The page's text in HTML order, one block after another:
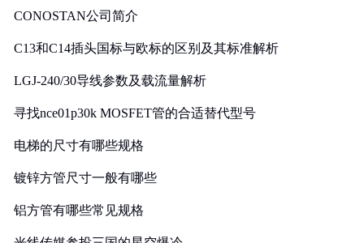
CONOSTAN公司简介
C13和C14插头国标与欧标的区别及其标准解析
LGJ-240/30导线参数及载流量解析
寻找nce01p30k MOSFET管的合适替代型号
电梯的尺寸有哪些规格
镀锌方管尺寸一般有哪些
铝方管有哪些常见规格